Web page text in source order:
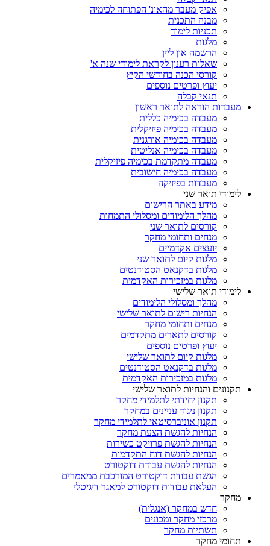
אפיק מעבר מהאונ' הפתוחה לכימיה
מבנה התכנית
תכניות לימוד
מלגות
הרשמה און ליין
שאלות רענון לקראת לימודי שנה א'
קורסי הכנה בחודשי הקיץ
יעוץ ופרטים נוספים
תנאי קבלה
מעבדות הוראה לתואר ראשון
מעבדה בכימיה כללית
מעבדה בכימיה פיזיקלית
מעבדה בכימיה אורגנית
מעבדה בכימיה אנליטית
מעבדה מתקדמת בכימיה פיזיקלית
מעבדה בכימיה חישובית
מעבדות בפיזיקה
לימודי תואר שני
מידע באתר הרישום
מהלך הלימודים ומסלולי התמחות
קורסים לתואר שני
מנחים ותחומי מחקר
יועצים אקדמיים
מלגות קיום לתואר שני
מלגות בדקנאט הסטודנטים
מלגות במזכירות האקדמית
לימודי תואר שלישי
מהלך ומסלולי הלימודים
הנחיות רישום לתואר שלישי
מנחים ותחומי מחקר
קורסים לתארים מתקדמים
יעוץ ופרטים נוספים
מלגות קיום לתואר שלישי
מלגות בדקנאט הסטודנטים
מלגות במזכירות האקדמית
תקנונים והנחיות לתואר שלישי
תקנון יחידתי לתלמידי מחקר
תקנון ניגוד עניינים במחקר
תקנון אוניברסיטאי לתלמידי מחקר
הנחיות להגשת הצעת מחקר
הנחיות להגשת פרויקט כשירות
הנחיות להגשת דוח התקדמות
הנחיות להגשת עבודת דוקטורט
הגשת עבודת דוקטורט המורכבת ממאמרים
העלאת עבודות דוקטורט למאגר דיגיטלי
מחקר
חדש במחקר (אנגלית)
מרכזי מחקר ומכונים
תשתיות מחקר
תחומי מחקר